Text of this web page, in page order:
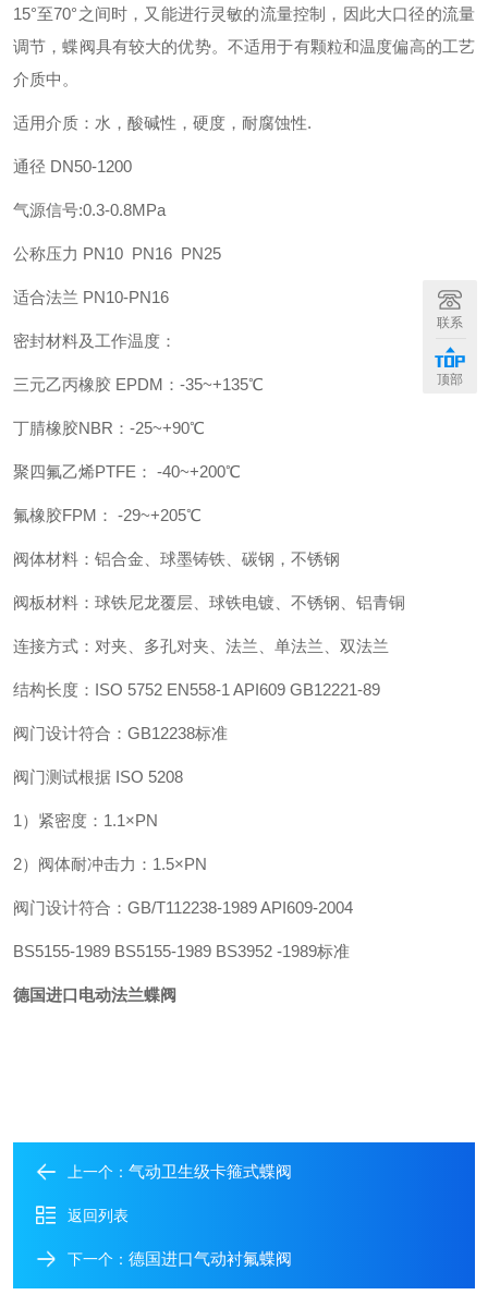
15°至70°之间时，又能进行灵敏的流量控制，因此大口径的流量
调节，蝶阀具有较大的优势。不适用于有颗粒和温度偏高的工艺
介质中。
适用介质：水，酸碱性，硬度，耐腐蚀性.
通径 DN50-1200
气源信号:0.3-0.8MPa
公称压力 PN10 PN16 PN25
适合法兰 PN10-PN16
密封材料及工作温度：
三元乙丙橡胶 EPDM ： -35~+135℃
丁腈橡胶NBR ： -25~+90℃
聚四氟乙烯PTFE ： -40~+200℃
氟橡胶FPM ： -29~+205℃
阀体材料：铝合金、球墨铸铁、碳钢，不锈钢
阀板材料：球铁尼龙覆层、球铁电镀、不锈钢、铝青铜
连接方式：对夹、多孔对夹、法兰、单法兰、双法兰
结构长度： ISO 5752 EN558-1 API609 GB12221-89
阀门设计符合： GB12238标准
阀门测试根据 ISO 5208
1 ）紧密度： 1.1×PN
2）阀体耐冲击力： 1.5×PN
阀门设计符合： GB/T112238-1989 API609-2004
BS5155-1989 BS5155-1989 BS3952 -1989标准
德国进口电动法兰蝶阀
上一个： 气动卫生级卡箍式蝶阀
返回列表
下一个： 德国进口气动衬氟蝶阀
联系
顶部